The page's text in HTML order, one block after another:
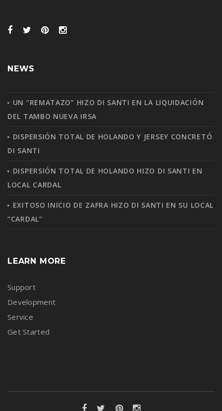
NEWS
UN “REMATAZO” HIZO DI SANTI EN LA LIQUIDACIÓN
DEL TAMBO NUEVA IRSA
DISPERSIÓN TOTAL DE HOLANDO Y JERSEY CONCRETÓ
DI SANTI
DISPERSIÓN TOTAL DE HOLANDO HIZO DI SANTI EN
LOCAL CARDAL
EXITOSO INICIO DE ZAFRA HIZO DI SANTI EN SU LOCAL
“CARDAL”
LEARN MORE
Support
Development
Service
Get Started